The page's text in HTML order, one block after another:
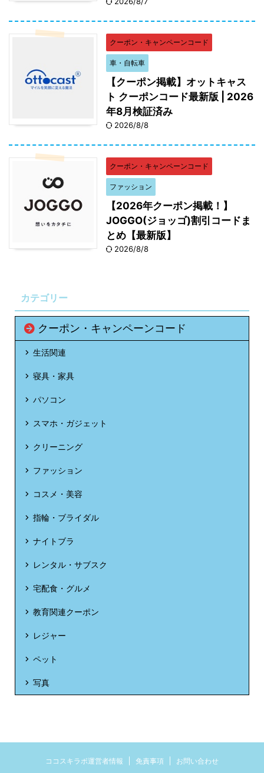
クーポン・キャンペーンコード
車・自転車
【クーポン掲載】オットキャス
ト クーポンコード最新版 | 2026
年8月検証済み
2026/8/8
クーポン・キャンペーンコード
ファッション
【2026年クーポン掲載！】
JOGGO(ジョッゴ)割引コードま
とめ【最新版】
2026/8/8
カテゴリー
クーポン・キャンペーンコード
生活関連
寝具・家具
パソコン
スマホ・ガジェット
クリーニング
ファッション
コスメ・美容
指輪・ブライダル
ナイトブラ
レンタル・サブスク
宅配食・グルメ
教育関連クーポン
レジャー
ペット
写真
ココスキラボ運営者情報 免責事項 お問い合わせ